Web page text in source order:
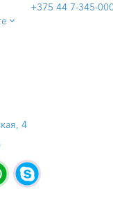
+375 44 7-345-
4